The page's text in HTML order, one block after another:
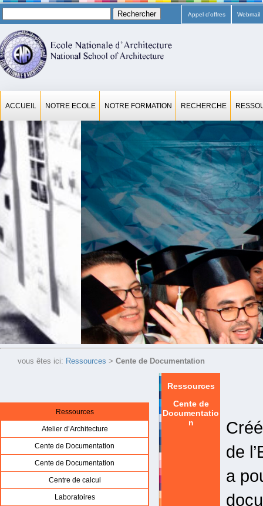
Appel d’offres Webmail
ACCUEIL NOTRE ECOLE NOTRE FORMATION RECHERCHE
"Allez avec confiance dans la direction de vos
vous êtes ici: Ressources > Cente de Documentation
Ressources
Atelier d’Architecture
Cente de Documentation
Cente de Documentation
Centre de calcul
Laboratoires
Ressources
Cente de
Documentatio
n
de
a